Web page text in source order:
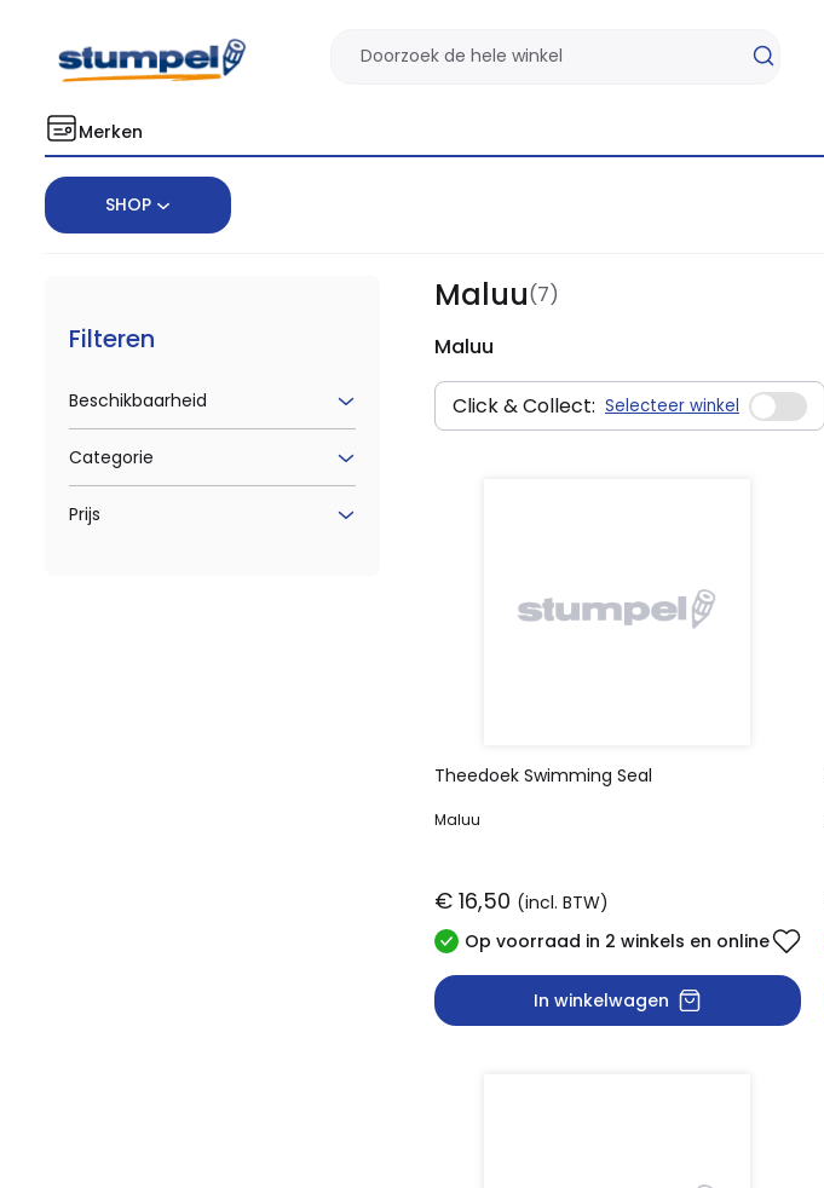
Merken
SHOP
Home Merken Maluu
Filteren
Beschikbaarheid
Categorie
Prijs
Maluu(7)
Maluu
Click & Collect: Selecteer winkel
Theedoek Swimming Seal
Maluu
€ 16,50 (incl. BTW)
Op voorraad in 2 winkels en online
In winkelwagen